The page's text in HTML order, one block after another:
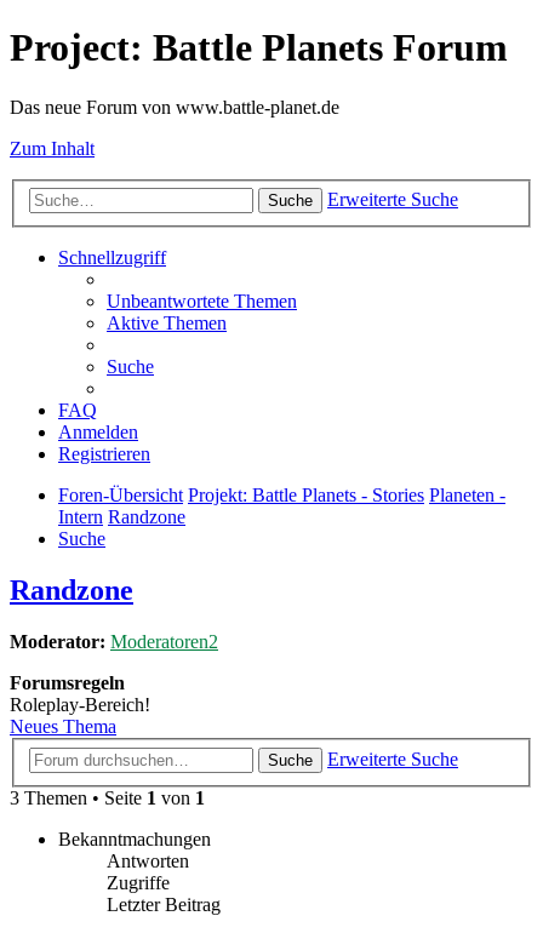
Project: Battle Planets Forum
Das neue Forum von www.battle-planet.de
Zum Inhalt
Suche Erweiterte Suche
Schnellzugriff
Unbeantwortete Themen
Aktive Themen
Suche
FAQ
Anmelden
Registrieren
Foren-Übersicht Projekt: Battle Planets - Stories Planeten -
Intern Randzone
Suche
Randzone
Moderator: Moderatoren2
Forumsregeln
Roleplay-Bereich!
Neues Thema
Suche
Erweiterte Suche
3 Themen • Seite 1 von 1
Bekanntmachungen
Antworten
Zugriffe
Letzter Beitrag